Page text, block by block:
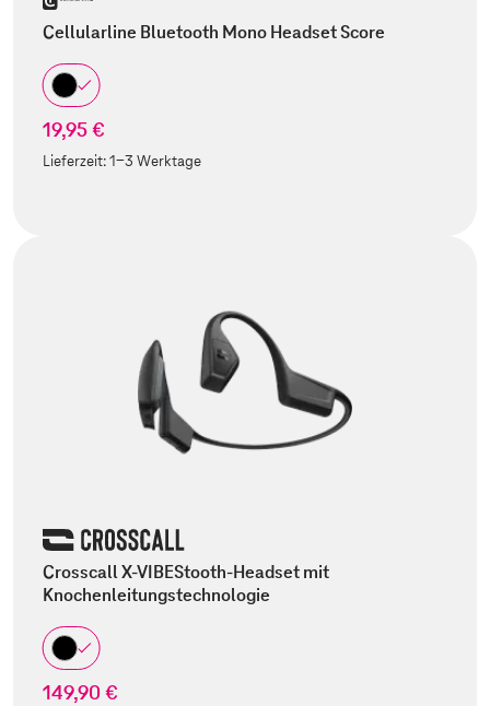
Cellularline Bluetooth Mono Headset Score
19,95 €
Lieferzeit:1-3 Werktage
Crosscall X-VIBEStooth-Headset mit
Knochenleitungstechnologie
149,90 €